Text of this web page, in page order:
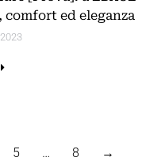
comfort ed eleganza
5 … 8 →